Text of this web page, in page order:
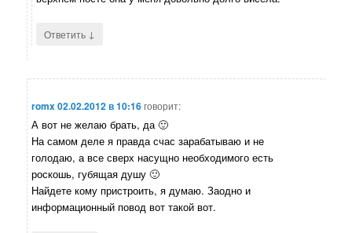
Ответить ↓
romx02.02.2012 в 10:16говорит:
А вот не желаю брать, да 🙂
На самом деле я правда счас зарабатываю и не
голодаю, а все сверх насущно необходимого есть
роскошь, губящая душу 🙂
Найдете кому пристроить, я думаю. Заодно и
информационный повод вот такой вот.